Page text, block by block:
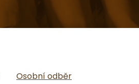
Osobní odběr